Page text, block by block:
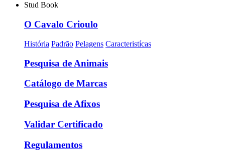
Stud Book
O Cavalo Crioulo
História Padrão Pelagens Caracteristícas
Pesquisa de Animais
Catálogo de Marcas
Pesquisa de Afixos
Validar Certificado
Regulamentos